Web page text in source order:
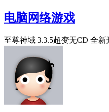
电脑网络游戏
至尊神域 3.3.5超变无CD 全新